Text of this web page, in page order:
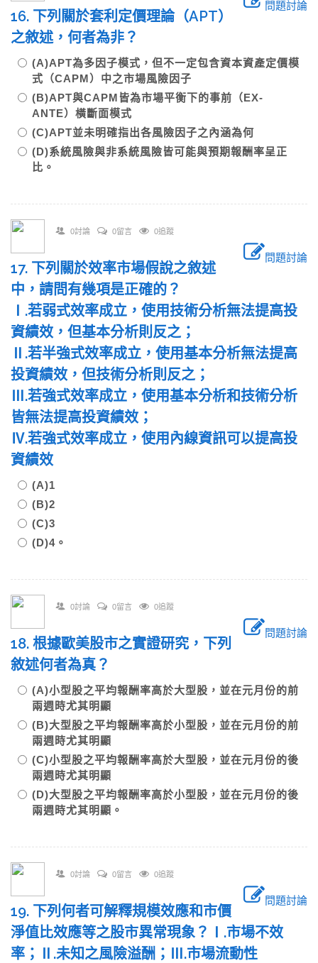
問題討論
16. 下列關於套利定價理論（APT）
之敘述，何者為非？
(A)APT為多因子模式，但不一定包含資本資產定價模
式（CAPM）中之市場風險因子
(B)APT與CAPM皆為市場平衡下的事前（EX-
ANTE）橫斷面模式
(C)APT並未明確指出各風險因子之內涵為何
(D)系統風險與非系統風險皆可能與預期報酬率呈正
比。
0討論 0留言 0追蹤
問題討論
17. 下列關於效率市場假說之敘述
中，請問有幾項是正確的？
Ⅰ.若弱式效率成立，使用技術分析無法提高投
資績效，但基本分析則反之；
Ⅱ.若半強式效率成立，使用基本分析無法提高
投資績效，但技術分析則反之；
Ⅲ.若強式效率成立，使用基本分析和技術分析
皆無法提高投資績效；
Ⅳ.若強式效率成立，使用內線資訊可以提高投
資績效
(A)1
(B)2
(C)3
(D)4。
0討論 0留言 0追蹤
問題討論
18. 根據歐美股市之實證研究，下列
敘述何者為真？
(A)小型股之平均報酬率高於大型股，並在元月份的前
兩週時尤其明顯
(B)大型股之平均報酬率高於小型股，並在元月份的前
兩週時尤其明顯
(C)小型股之平均報酬率高於大型股，並在元月份的後
兩週時尤其明顯
(D)大型股之平均報酬率高於小型股，並在元月份的後
兩週時尤其明顯。
0討論 0留言 0追蹤
問題討論
19. 下列何者可解釋規模效應和市價
淨值比效應等之股市異常現象？Ⅰ.市場不效
率；Ⅱ.未知之風險溢酬；Ⅲ.市場流動性